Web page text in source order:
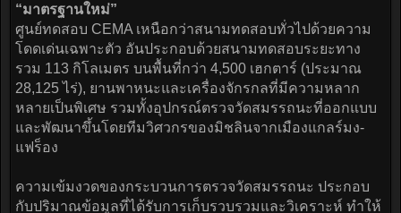
“มาตรฐานใหม่”
ศูนย์ทดสอบ CEMA เหนือกว่าสนามทดสอบทั่วไปด้วยความ
โดดเด่นเฉพาะตัว อันประกอบด้วยสนามทดสอบระยะทาง
รวม 113 กิโลเมตร บนพื้นที่กว่า 4,500 เฮกตาร์ (ประมาณ
28,125 ไร่), ยานพาหนะและเครื่องจักรกลที่มีความหลาก
หลายเป็นพิเศษ รวมทั้งอุปกรณ์ตรวจวัดสมรรถนะที่ออกแบบ
และพัฒนาขึ้นโดยทีมวิศวกรของมิชลินจากเมืองแกลร์มง-
แฟร็อง
ความเข้มงวดของกระบวนการตรวจวัดสมรรถนะ ประกอบ
กับปริมาณข้อมูลที่ได้รับการเก็บรวบรวมและวิเคราะห์ ทำให้